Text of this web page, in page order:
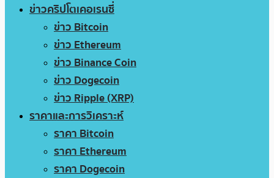
ข่าวคริปโตเคอเรนซี่
ข่าว Bitcoin
ข่าว Ethereum
ข่าว Binance Coin
ข่าว Dogecoin
ข่าว Ripple (XRP)
ราคาและการวิเคราะห์
ราคา Bitcoin
ราคา Ethereum
ราคา Dogecoin